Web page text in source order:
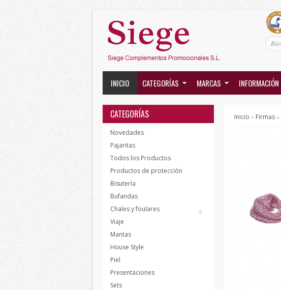
INICIO CATEGORÍAS MARCAS INFORMACIÓN
CATEGORÍAS
Novedades
Pajaritas
Todos los Productos
Productos de protección
Bisutería
Bufandas
Chales y foulares
Viaje
Mantas
House Style
Piel
Presentaciones
Sets
Inicio » Firmas »